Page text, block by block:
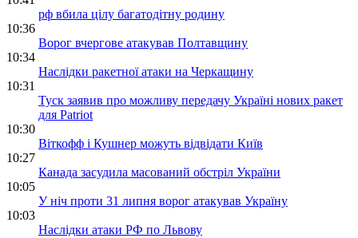
рф вбила цілу багатодітну родину
10:36
Ворог вчергове атакував Полтавщину
10:34
Наслідки ракетної атаки на Черкащину
10:31
Туск заявив про можливу передачу Україні нових ракет
для Patriot
10:30
Віткофф і Кушнер можуть відвідати Київ
10:27
Канада засудила масований обстріл України
10:05
У ніч проти 31 липня ворог атакував Україну
10:03
Наслідки атаки РФ по Львову